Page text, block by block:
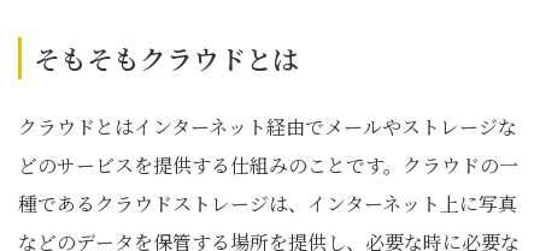
そもそもクラウドとは
クラウドとはインターネット経由でメールやストレージな
どのサービスを提供する仕組みのことです。クラウドの一
種であるクラウドストレージは、インターネット上に写真
などのデータを保管する場所を提供し、必要な時に必要な